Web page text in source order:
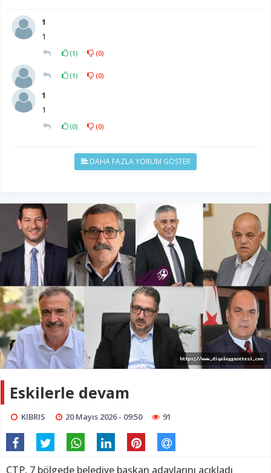
1
1
(1) (0)
(1) (0)
1
1
(0) (0)
DAHA FAZLA YORUM GÖSTER
Eskilerle devam
KIBRIS 20 Mayıs 2026 - 09:50 91
CTP, 7 bölgede belediye başkan adaylarını açıkladı